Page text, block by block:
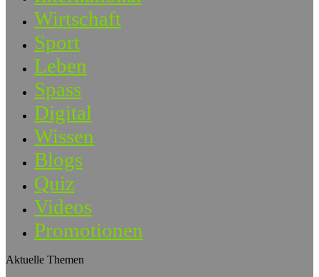
Wirtschaft
Sport
Leben
Spass
Digital
Wissen
Blogs
Quiz
Videos
Promotionen
Aktuelle Themen